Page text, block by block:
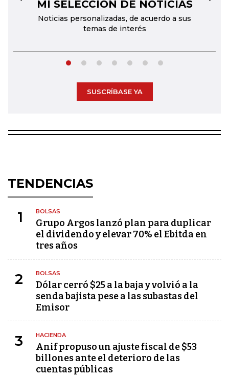
MI SELECCIÓN DE NOTICIAS
Noticias personalizadas, de acuerdo a sus
temas de interés
← →
SUSCRÍBASE YA
TENDENCIAS
1 BOLSAS
Grupo Argos lanzó plan para duplicar
el dividendo y elevar 70% el Ebitda en
tres años
2 BOLSAS
Dólar cerró $25 a la baja y volvió a la
senda bajista pese a las subastas del
Emisor
3 HACIENDA
Anif propuso un ajuste fiscal de $53
billones ante el deterioro de las
cuentas públicas